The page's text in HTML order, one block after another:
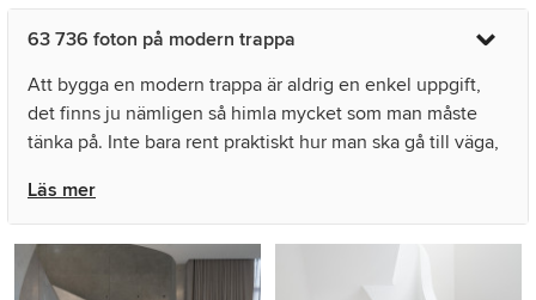
Idéer för att renovera en
funkis trappa
Exempel på en modern
trappa
63 736 foton på modern trappa
Att bygga en modern trappa är aldrig en enkel uppgift,
det finns ju nämligen så himla mycket som man måste
tänka på. Inte bara rent praktiskt hur man ska gå till väga,
passa in i ens hus eller lägenhet. Det finns trots allt
otroligt många olika typer av funkis trappor och man kan
välja allt från en spiraltrappa i trä till en rejäl stentrappa,
så det kan krävas en hel del planering och inspiration
Läs mer